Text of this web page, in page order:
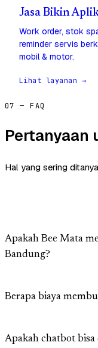
Jasa Bikin
Work order, stok
reminder servis
mobil & motor.
Lihat layanan →
07 — FAQ
Pertanyaan
Hal yang sering
Apakah Bee Mata
Bandung?
Berapa biaya
Apakah chatbot bisa